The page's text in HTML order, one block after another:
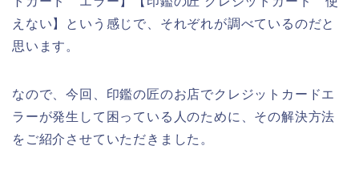
えない】という感じで、それぞれが調べているのだと
思います。
なので、今回、印鑑の匠のお店でクレジットカードエ
ラーが発生して困っている人のために、その解決方法
をご紹介させていただきました。